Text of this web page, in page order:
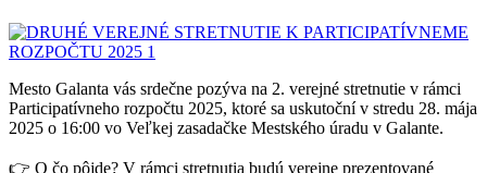
Mesto Galanta vás srdečne pozýva na 2. verejné stretnutie v rámci
Participatívneho rozpočtu 2025, ktoré sa uskutoční v stredu 28. mája
2025 o 16:00 vo Veľkej zasadačke Mestského úradu v Galante.
👉 O čo pôjde? V rámci stretnutia budú verejne prezentované